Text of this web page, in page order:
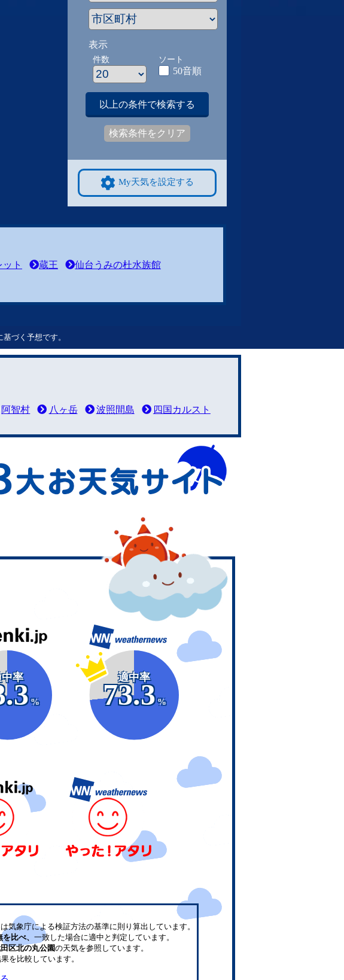
表示
件数 ソート
50音順
以上の条件で検索する
検索条件をクリア
My天気を設定する
ト 蔵王
仙台うみの杜水族館
づく予想です。
阿智村 八ヶ岳 波照間島 四国カルスト
率
%
適中率
73.3
%
気象庁による検証方法の基準に則り算出しています。
比べ、 一致した場合に適中と判定しています。
区北の丸公園の天気を参照しています。
を比較しています。